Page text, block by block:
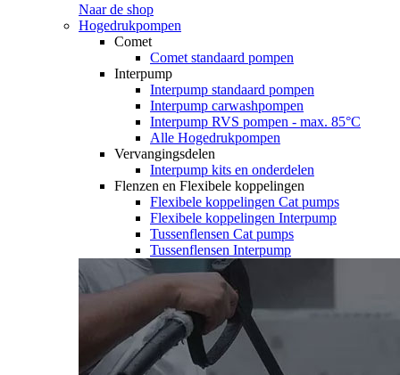
Naar de shop
Hogedrukpompen
Comet
Comet standaard pompen
Interpump
Interpump standaard pompen
Interpump carwashpompen
Interpump RVS pompen - max. 85°C
Alle Hogedrukpompen
Vervangingsdelen
Interpump kits en onderdelen
Flenzen en Flexibele koppelingen
Flexibele koppelingen Cat pumps
Flexibele koppelingen Interpump
Tussenflensen Cat pumps
Tussenflensen Interpump